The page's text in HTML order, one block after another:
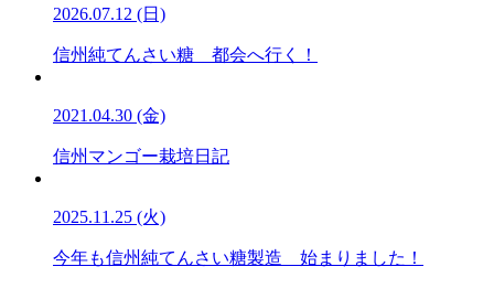
2026.07.12 (日)
信州純てんさい糖 都会へ行く！
2021.04.30 (金)
信州マンゴー栽培日記
2025.11.25 (火)
今年も信州純てんさい糖製造 始まりました！